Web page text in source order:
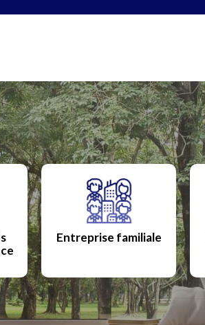
Entreprise familiale